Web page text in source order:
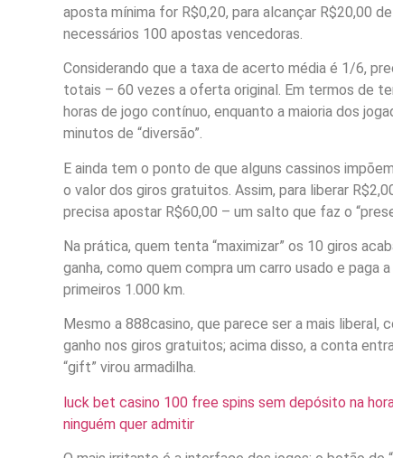
aposta mínima for R$0,20, para alcançar R$20,00
necessários 100 apostas vencedoras.
Considerando que a taxa de acerto média é 1/6,
totais – 60 vezes a oferta original. Em termos de
horas de jogo contínuo, enquanto a maioria dos
minutos de “diversão”.
E ainda tem o ponto de que alguns cassinos
o valor dos giros gratuitos. Assim, para liberar
precisa apostar R$60,00 – um salto que faz o
Na prática, quem tenta “maximizar” os 10 giros
ganha, como quem compra um carro usado e paga
primeiros 1.000 km.
Mesmo a 888casino, que parece ser a mais liberal,
ganho nos giros gratuitos; acima disso, a conta
“gift” virou armadilha.
luck bet casino 100 free spins sem depósito na
ninguém quer admitir